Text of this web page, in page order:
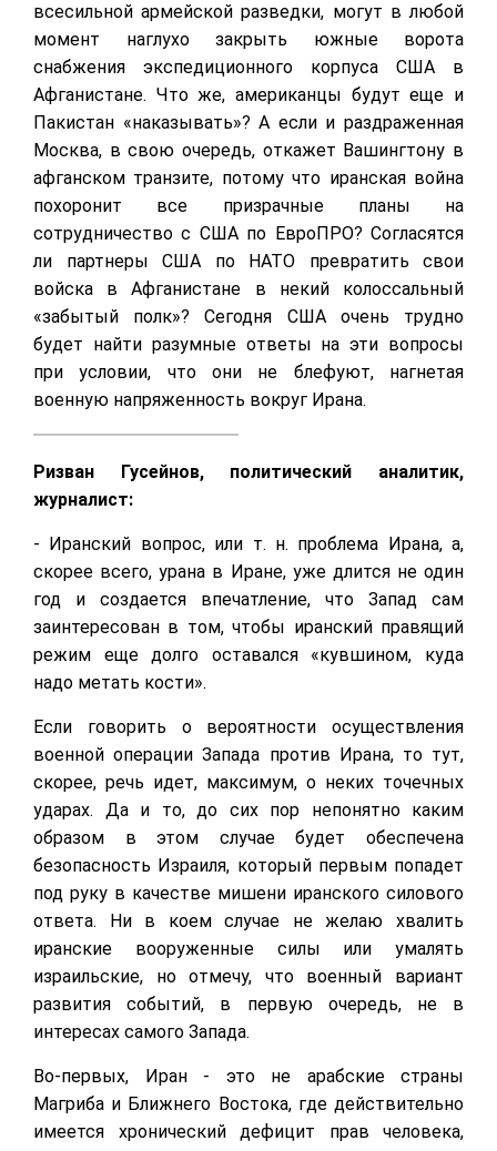
всесильной армейской разведки, могут в любой
момент наглухо закрыть южные ворота
снабжения экспедиционного корпуса США в
Афганистане. Что же, американцы будут еще и
Пакистан «наказывать»? А если и раздраженная
Москва, в свою очередь, откажет Вашингтону в
афганском транзите, потому что иранская война
похоронит все призрачные планы на
сотрудничество с США по ЕвроПРО? Согласятся
ли партнеры США по НАТО превратить свои
войска в Афганистане в некий колоссальный
«забытый полк»? Сегодня США очень трудно
будет найти разумные ответы на эти вопросы
при условии, что они не блефуют, нагнетая
военную напряженность вокруг Ирана.
Ризван Гусейнов, политический аналитик,
журналист:
- Иранский вопрос, или т. н. проблема Ирана, а,
скорее всего, урана в Иране, уже длится не один
год и создается впечатление, что Запад сам
заинтересован в том, чтобы иранский правящий
режим еще долго оставался «кувшином, куда
надо метать кости».
Если говорить о вероятности осуществления
военной операции Запада против Ирана, то тут,
скорее, речь идет, максимум, о неких точечных
ударах. Да и то, до сих пор непонятно каким
образом в этом случае будет обеспечена
безопасность Израиля, который первым попадет
под руку в качестве мишени иранского силового
ответа. Ни в коем случае не желаю хвалить
иранские вооруженные силы или умалять
израильские, но отмечу, что военный вариант
развития событий, в первую очередь, не в
интересах самого Запада.
Во-первых, Иран - это не арабские страны
Магриба и Ближнего Востока, где действительно
имеется хронический дефицит прав человека,